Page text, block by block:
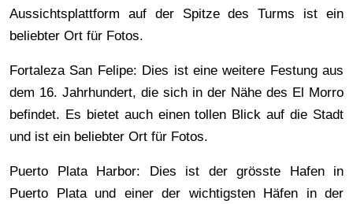
Aussichtsplattform auf der Spitze des Turms ist ein
beliebter Ort für Fotos.
Fortaleza San Felipe: Dies ist eine weitere Festung aus
dem 16. Jahrhundert, die sich in der Nähe des El Morro
befindet. Es bietet auch einen tollen Blick auf die Stadt
und ist ein beliebter Ort für Fotos.
Puerto Plata Harbor: Dies ist der grösste Hafen in
Puerto Plata und einer der wichtigsten Häfen in der